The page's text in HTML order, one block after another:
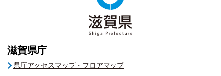
滋賀県庁
県庁アクセスマップ・フロアマップ